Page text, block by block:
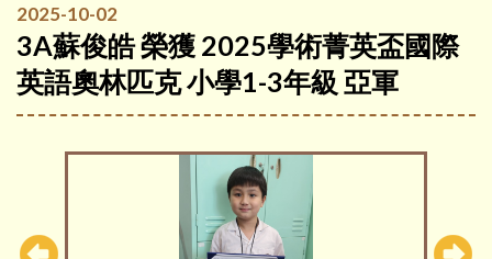
2025-10-02
3A蘇俊皓 榮獲 2025學術菁英盃國際
英語奧林匹克 小學1-3年級 亞軍